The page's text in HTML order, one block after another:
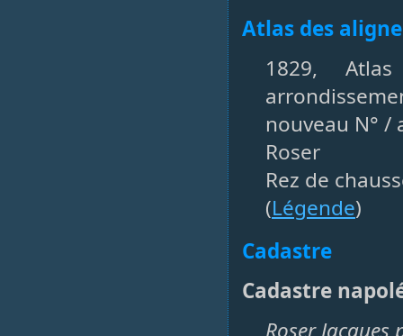
Atlas des
1829,
nouveau N° /
Roser
Rez de
(Légende)
Cadastre
Cadastre
Roser